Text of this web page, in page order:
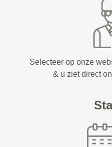
Selecteer op onze
& u ziet direct